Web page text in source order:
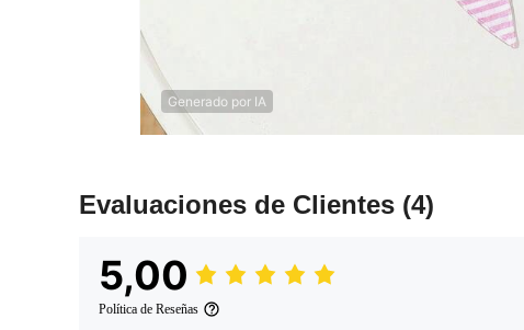
Generado por IA
Evaluaciones de Clientes (4)
5,00
Política de Reseñas